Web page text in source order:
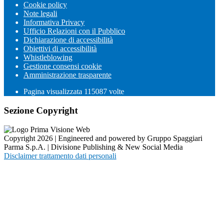
Cookie policy
Note legali
Informativa Privacy
Ufficio Relazioni con il Pubblico
Dichiarazione di accessibilità
Obiettivi di accessibilità
Whistleblowing
Gestione consensi cookie
Amministrazione trasparente
Pagina visualizzata 115087 volte
Sezione Copyright
Copyright 2026 | Engineered and powered by Gruppo Spaggiari
Parma S.p.A. | Divisione Publishing & New Social Media
Disclaimer trattamento dati personali